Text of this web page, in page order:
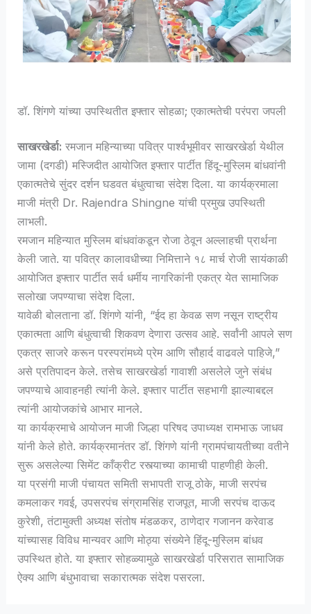
डॉ. शिंगणे यांच्या उपस्थितीत इफ्तार सोहळा; एकात्मतेची परंपरा जपली
साखरखेर्डा: रमजान महिन्याच्या पवित्र पार्श्वभूमीवर साखरखेर्डा येथील
जामा (दगडी) मस्जिदीत आयोजित इफ्तार पार्टीत हिंदू-मुस्लिम बांधवांनी
एकात्मतेचे सुंदर दर्शन घडवत बंधुत्वाचा संदेश दिला. या कार्यक्रमाला
माजी मंत्री Dr. Rajendra Shingne यांची प्रमुख उपस्थिती
लाभली.
रमजान महिन्यात मुस्लिम बांधवांकडून रोजा ठेवून अल्लाहची प्रार्थना
केली जाते. या पवित्र कालावधीच्या निमित्ताने १८ मार्च रोजी सायंकाळी
आयोजित इफ्तार पार्टीत सर्व धर्मीय नागरिकांनी एकत्र येत सामाजिक
सलोखा जपण्याचा संदेश दिला.
यावेळी बोलताना डॉ. शिंगणे यांनी, “ईद हा केवळ सण नसून राष्ट्रीय
एकात्मता आणि बंधुत्वाची शिकवण देणारा उत्सव आहे. सर्वांनी आपले सण
एकत्र साजरे करून परस्परांमध्ये प्रेम आणि सौहार्द वाढवले पाहिजे,”
असे प्रतिपादन केले. तसेच साखरखेर्डा गावाशी असलेले जुने संबंध
जपण्याचे आवाहनही त्यांनी केले. इफ्तार पार्टीत सहभागी झाल्याबद्दल
त्यांनी आयोजकांचे आभार मानले.
या कार्यक्रमाचे आयोजन माजी जिल्हा परिषद उपाध्यक्ष रामभाऊ जाधव
यांनी केले होते. कार्यक्रमानंतर डॉ. शिंगणे यांनी ग्रामपंचायतीच्या वतीने
सुरू असलेल्या सिमेंट काँक्रीट रस्त्याच्या कामाची पाहणीही केली.
या प्रसंगी माजी पंचायत समिती सभापती राजू ठोके, माजी सरपंच
कमलाकर गवई, उपसरपंच संग्रामसिंह राजपूत, माजी सरपंच दाऊद
कुरेशी, तंटामुक्ती अध्यक्ष संतोष मंडळकर, ठाणेदार गजानन करेवाड
यांच्यासह विविध मान्यवर आणि मोठ्या संख्येने हिंदू-मुस्लिम बांधव
उपस्थित होते. या इफ्तार सोहळ्यामुळे साखरखेर्डा परिसरात सामाजिक
ऐक्य आणि बंधुभावाचा सकारात्मक संदेश पसरला.